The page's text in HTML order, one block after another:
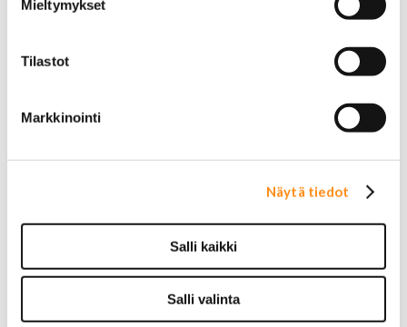
Mieltymykset
Tilastot
Markkinointi
Näytä tiedot
Salli kaikki
Salli valinta
AMC merkit
Buick merkit
Chevrolet merkit
Chrysler merkit
Dodge merkit